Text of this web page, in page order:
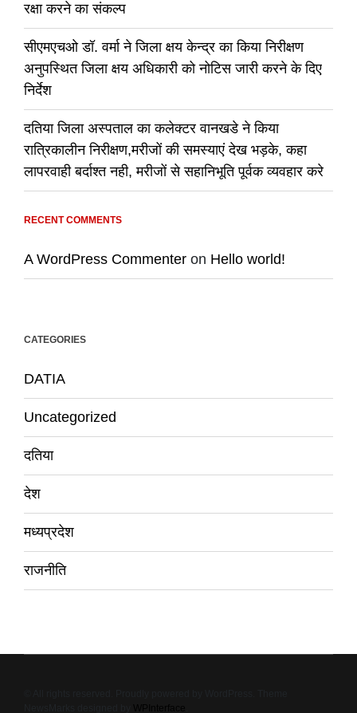
रक्षा करने का संकल्प
सीएमएचओ डॉ. वर्मा ने जिला क्षय केन्द्र का किया निरीक्षण
अनुपस्थित जिला क्षय अधिकारी को नोटिस जारी करने के दिए
निर्देश
दतिया जिला अस्पताल का कलेक्टर वानखडे ने किया
रात्रिकालीन निरीक्षण,मरीजों की समस्याएं देख भड़के, कहा
लापरवाही बर्दाश्त नही, मरीजों से सहानिभूति पूर्वक व्यवहार करे
RECENT COMMENTS
A WordPress Commenter on Hello world!
CATEGORIES
DATIA
Uncategorized
दतिया
देश
मध्यप्रदेश
राजनीति